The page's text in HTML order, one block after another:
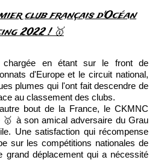
club français d'Océan
2022 ! 🥇
chargée en étant sur le front de
d'Europe et le circuit national,
plumes qui l'ont fait descendre de
au classement des clubs.
bout de la France, le CKMNC
🥇 à son amical adversaire du Grau
Une satisfaction qui récompense
sur les compétitions nationales de
grand déplacement qui a nécessité